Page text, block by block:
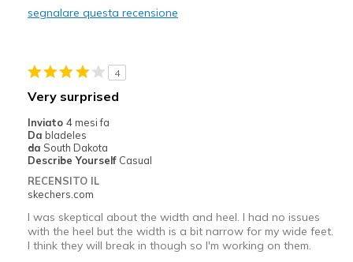
View On Shoes
Shoes are for Wearing
segnalare questa recensione
4
Very surprised
Inviato 4 mesi fa
Da bladeles
da South Dakota
Describe Yourself Casual
RECENSITO IL
skechers.com
I was skeptical about the width and heel. I had no issues
with the heel but the width is a bit narrow for my wide feet.
I think they will break in though so I'm working on them.